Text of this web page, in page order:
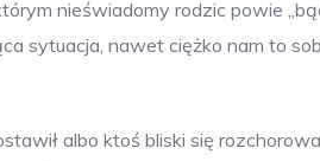
nieświadomy rodzic powie
sytuacja, nawet ciężko nam to
albo ktoś bliski się